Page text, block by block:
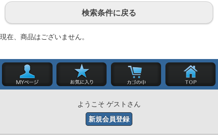
検索条件に戻る
現在、商品はございません。
ようこそ ゲストさん
新規会員登録